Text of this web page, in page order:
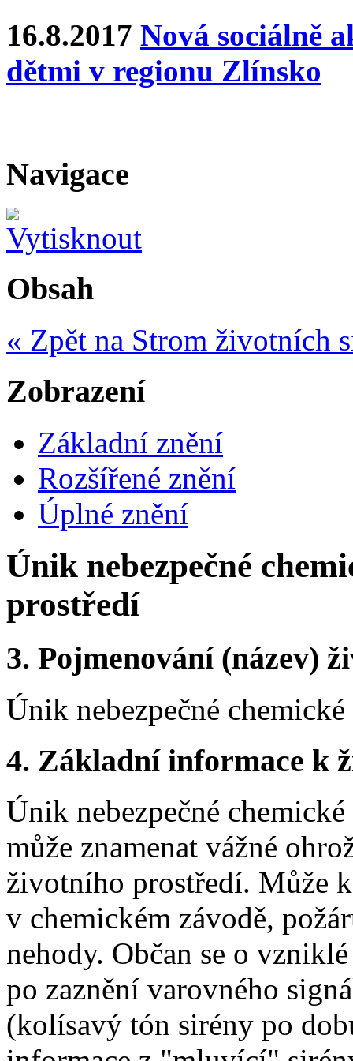
16.8.2017 Nová sociálně
dětmi v regionu Zlínsko
Navigace
Obsah
« Zpět na Strom životních
Zobrazení
Základní znění
Rozšířené znění
Úplné znění
Únik nebezpečné
prostředí
3. Pojmenování (název)
Únik nebezpečné
4. Základní informace k
Únik nebezpečné
může znamenat vážné
životního prostředí. Může
v chemickém závodě,
nehody. Občan se o
po zaznění varovného
(kolísavý tón sirény po